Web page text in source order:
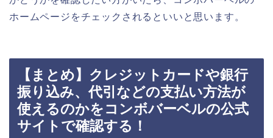
ホームページをチェックされるといいと思います。
【まとめ】クレジットカードや銀行
振り込み、代引などの支払い方法が
使えるのかをコンボバーベルの公式
サイトで確認する！